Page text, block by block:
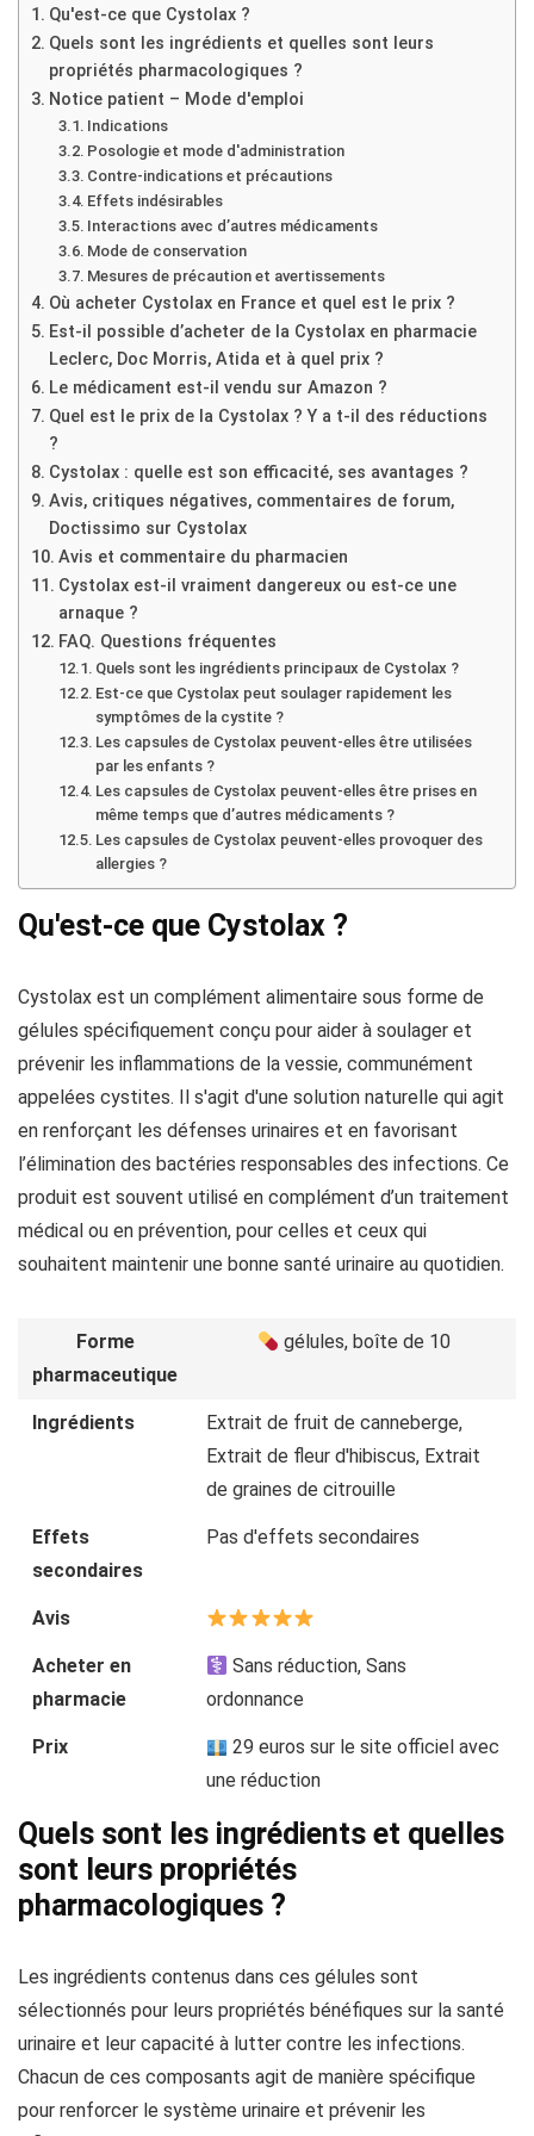
Qu'est-ce que Cystolax ?
Quels sont les ingrédients et quelles sont leurs
propriétés pharmacologiques ?
Notice patient – Mode d'emploi
Indications
Posologie et mode d'administration
Contre-indications et précautions
Effets indésirables
Interactions avec d’autres médicaments
Mode de conservation
Mesures de précaution et avertissements
Où acheter Cystolax en France et quel est le prix ?
Est-il possible d’acheter de la Cystolax en pharmacie
Leclerc, Doc Morris, Atida et à quel prix ?
Le médicament est-il vendu sur Amazon ?
Quel est le prix de la Cystolax ? Y a t-il des réductions
?
Cystolax : quelle est son efficacité, ses avantages ?
Avis, critiques négatives, commentaires de forum,
Doctissimo sur Cystolax
Avis et commentaire du pharmacien
Cystolax est-il vraiment dangereux ou est-ce une
arnaque ?
FAQ. Questions fréquentes
Quels sont les ingrédients principaux de Cystolax ?
Est-ce que Cystolax peut soulager rapidement les
symptômes de la cystite ?
Les capsules de Cystolax peuvent-elles être utilisées
par les enfants ?
Les capsules de Cystolax peuvent-elles être prises en
même temps que d’autres médicaments ?
Les capsules de Cystolax peuvent-elles provoquer des
allergies ?
Qu'est-ce que Cystolax ?
Cystolax est un complément alimentaire sous forme de
gélules spécifiquement conçu pour aider à soulager et
prévenir les inflammations de la vessie, communément
appelées cystites. Il s'agit d'une solution naturelle qui agit
en renforçant les défenses urinaires et en favorisant
l’élimination des bactéries responsables des infections. Ce
produit est souvent utilisé en complément d’un traitement
médical ou en prévention, pour celles et ceux qui
souhaitent maintenir une bonne santé urinaire au quotidien.
Forme
pharmaceutique
gélules, boîte de 10
Ingrédients
Extrait de fruit de canneberge,
Extrait de fleur d'hibiscus, Extrait
de graines de citrouille
Effets
secondaires
Pas d'effets secondaires
Avis
Acheter en
pharmacie
Sans réduction, Sans
ordonnance
Prix
29 euros sur le site officiel avec
une réduction
Quels sont les ingrédients et quelles
sont leurs propriétés
pharmacologiques ?
Les ingrédients contenus dans ces gélules sont
sélectionnés pour leurs propriétés bénéfiques sur la santé
urinaire et leur capacité à lutter contre les infections.
Chacun de ces composants agit de manière spécifique
pour renforcer le système urinaire et prévenir les